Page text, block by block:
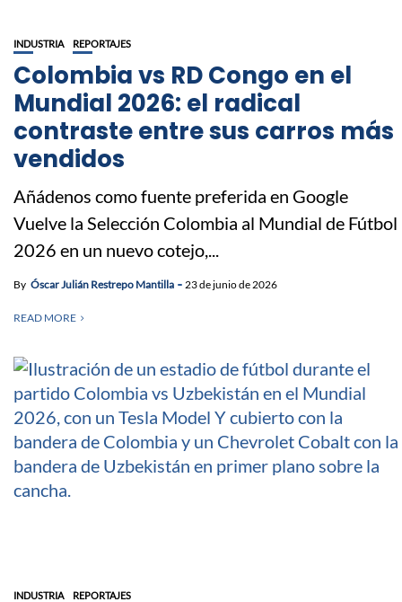
INDUSTRIA REPORTAJES
Colombia vs RD Congo en el
Mundial 2026: el radical
contraste entre sus carros más
vendidos
Añádenos como fuente preferida en Google
Vuelve la Selección Colombia al Mundial de Fútbol
2026 en un nuevo cotejo,...
By Óscar Julián Restrepo Mantilla 23 de junio de 2026
READ MORE
INDUSTRIA REPORTAJES